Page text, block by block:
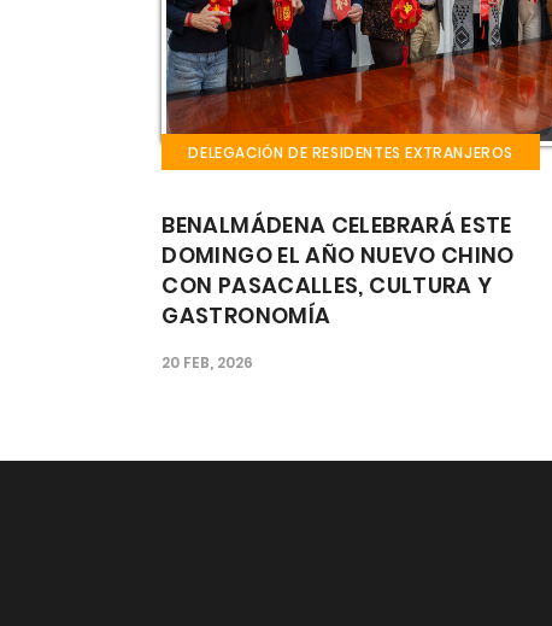
DELEGACIÓN DE RESIDENTES EXTRANJEROS
EL CASTILLO EL BIL BIL ACOGE ESTE
FIN DE SEMANA LA FIESTA GAUCHA:
CULTURA, MÚSICA Y GASTRONOMÍA
ARGENTINA EN EL CORAZÓN DE